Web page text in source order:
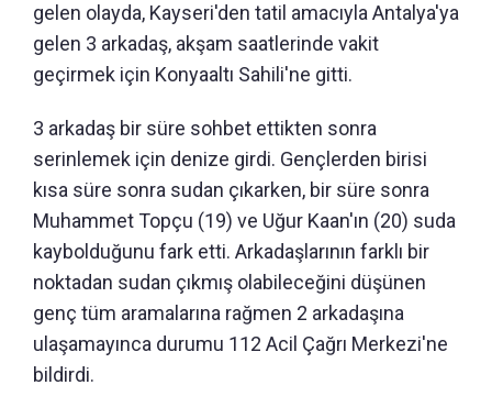
gelen olayda, Kayseri'den tatil amacıyla Antalya'ya
gelen 3 arkadaş, akşam saatlerinde vakit
geçirmek için Konyaaltı Sahili'ne gitti.
3 arkadaş bir süre sohbet ettikten sonra
serinlemek için denize girdi. Gençlerden birisi
kısa süre sonra sudan çıkarken, bir süre sonra
Muhammet Topçu (19) ve Uğur Kaan'ın (20) suda
kaybolduğunu fark etti. Arkadaşlarının farklı bir
noktadan sudan çıkmış olabileceğini düşünen
genç tüm aramalarına rağmen 2 arkadaşına
ulaşamayınca durumu 112 Acil Çağrı Merkezi'ne
bildirdi.